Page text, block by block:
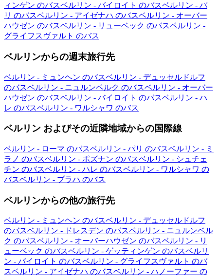
ィンゲン のバスベルリン - バイロイト のバスベルリン - パ
リ のバスベルリン - アイゼナハ のバスベルリン - オーバー
ハウゼン のバスベルリン - リューベック のバスベルリン -
グライフスヴァルト のバス
ベルリンからの週末旅行先
ベルリン - ミュンヘン のバスベルリン - デュッセルドルフ
のバスベルリン - ニュルンベルク のバスベルリン - オーバー
ハウゼン のバスベルリン - バイロイト のバスベルリン - ハ
レ のバスベルリン - ワルシャワ のバス
ベルリン およびその近隣地域からの国際線
ベルリン - ローマ のバスベルリン - パリ のバスベルリン - ミ
ラノ のバスベルリン - ポズナン のバスベルリン - シュチェ
チン のバスベルリン - ハレ のバスベルリン - ワルシャワ の
バスベルリン - プラハ のバス
ベルリンからの他の旅行先
ベルリン - ミュンヘン のバスベルリン - デュッセルドルフ
のバスベルリン - ドレスデン のバスベルリン - ニュルンベル
ク のバスベルリン - オーバーハウゼン のバスベルリン - リ
ューベック のバスベルリン - ゲッティンゲン のバスベルリ
ン - バイロイト のバスベルリン - グライフスヴァルト のバ
スベルリン - アイゼナハ のバスベルリン - ハノーファー の